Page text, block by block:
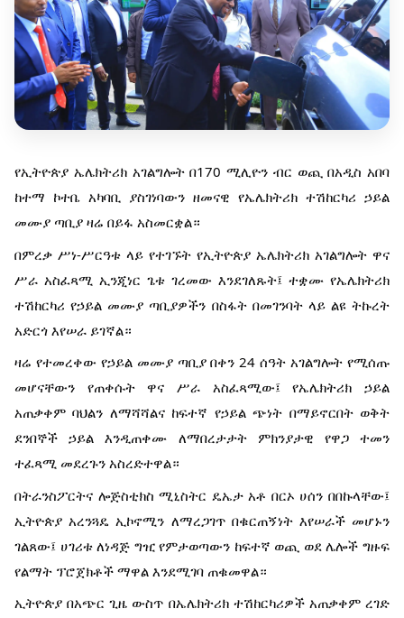
የኢትዮጵያ ኤሌክትሪክ አገልግሎት በ170 ሚሊዮን ብር ወጪ በአዲስ አበባ
ከተማ ኮተቤ አካባቢ ያስገነባውን ዘመናዊ የኤሌክትሪክ ተሽከርካሪ ኃይል
መሙያ ጣቢያ ዛሬ በይፋ አስመርቋል።
በምረቃ ሥነ-ሥርዓቱ ላይ የተገኙት የኢትዮጵያ ኤሌክትሪክ አገልግሎት ዋና
ሥራ አስፈጻሚ ኢንጂነር ጌቱ ገረመው እንደገለጹት፤ ተቋሙ የኤሌክትሪክ
ተሽከርካሪ የኃይል መሙያ ጣቢያዎችን በስፋት በመገንባት ላይ ልዩ ትኩረት
አድርጎ እየሠራ ይገኛል።
ዛሬ የተመረቀው የኃይል መሙያ ጣቢያ በቀን 24 ሰዓት አገልግሎት የሚሰጡ
መሆናቸውን የጠቀሱት ዋና ሥራ አስፈጻሚው፤ የኤሌክትሪክ ኃይል
አጠቃቀም ባህልን ለማሻሻልና ከፍተኛ የኃይል ጭነት በማይኖርበት ወቅት
ደንበኞች ኃይል እንዲጠቀሙ ለማበረታታት ምክንያታዊ የዋጋ ተመን
ተፈጻሚ መደረጉን አስረድተዋል።
በትራንስፖርትና ሎጅስቲክስ ሚኒስትር ዴኤታ አቶ በርኦ ሀሰን በበኩላቸው፤
ኢትዮጵያ አረንጓዴ ኢኮኖሚን ለማረጋገጥ በቁርጠኝነት እየሠራች መሆኑን
ገልጸው፤ ሀገሪቱ ለነዳጅ ግዢ የምታወጣውን ከፍተኛ ወጪ ወደ ሌሎች ግዙፍ
የልማት ፕሮጀክቶች ማዋል እንደሚገባ ጠቁመዋል።
ኢትዮጵያ በአጭር ጊዜ ውስጥ በኤሌክትሪክ ተሽከርካሪዎች አጠቃቀም ረገድ